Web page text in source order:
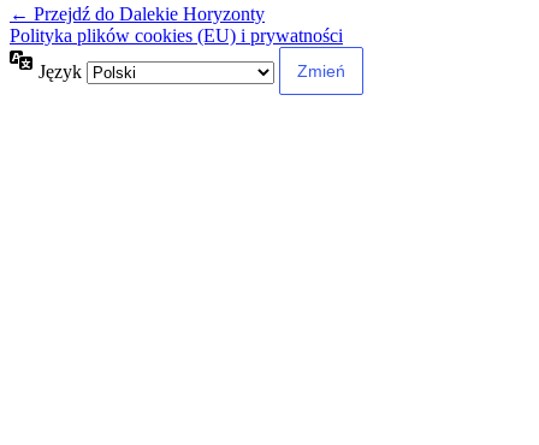
← Przejdź do Dalekie Horyzonty
Polityka plików cookies (EU) i prywatności
Język